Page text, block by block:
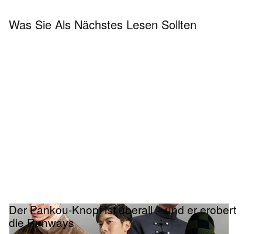
Was Sie Als Nächstes Lesen Sollten
Der Pankou-Knopf ist überall – und er erobert
die Runways